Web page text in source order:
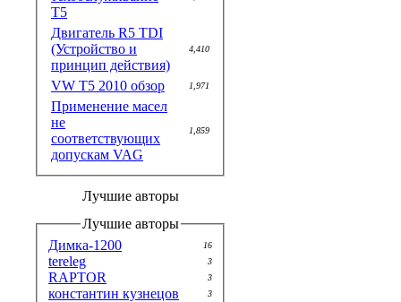
T5
Двигатель R5 TDI
(Устройство и
принцип действия)
4,410
VW T5 2010 обзор 1,971
Применение масел
не
соответствующих
допускам VAG
1,859
Лучшие авторы
Лучшие авторы
Димка-1200
16
tereleg 3
RAPTOR 3
константин кузнецов 3